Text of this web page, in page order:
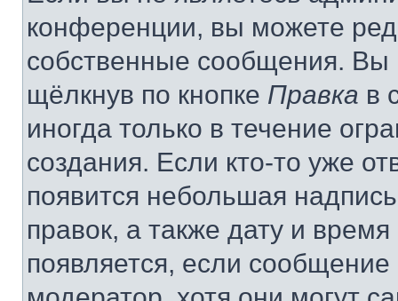
конференции, вы можете
собственные сообщения. Вы
щёлкнув по кнопке Правка в
иногда только в течение
создания. Если кто-то уже
появится небольшая
правок, а также дату и
появляется, если